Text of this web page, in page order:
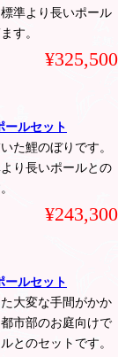
準より長いポール
す。
¥325,500
ールセット
た鯉のぼりです。
り長いポールとの
¥243,300
ールセット
大変な手間がかか
市部のお庭向けで
とのセットです。